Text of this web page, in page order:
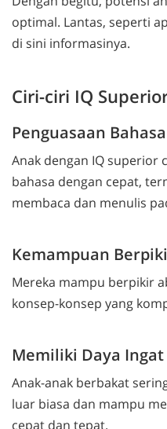
optimal. Lantas, seperti
di sini informasinya.
Ciri-ciri IQ
Penguasaan
Anak dengan IQ superior
bahasa dengan cepat,
membaca dan menulis
Kemampuan
Mereka mampu berpikir
konsep-konsep yang
Memiliki Daya
Anak-anak berbakat
luar biasa dan mampu
cepat dan tepat.